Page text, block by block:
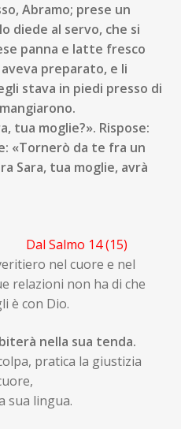
Abramo; prese un
diede al servo, che si
panna e latte fresco
preparato, e li
stava in piedi presso di
tua moglie?». Rispose:
«Tornerò da te fra un
Sara, tua moglie, avrà
Dal Salmo 14 (15)
nel cuore e nel
relazioni non ha di che
è con Dio.
nella sua tenda.
pratica la giustizia
sua lingua.